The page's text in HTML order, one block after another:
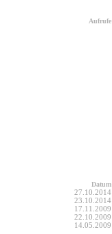
Aufrufe
Datum
27.10.2014
23.10.2014
17.11.2009
22.10.2009
14.05.2009